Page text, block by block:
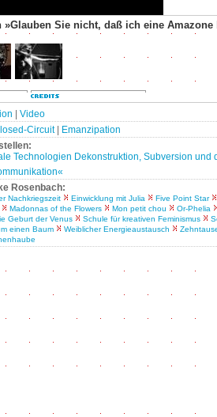
»Glauben Sie nicht, daß ich eine Amazone
Video
Circuit|
Emanzipation
Technologien Dekonstruktion, Subversion und
Rosenbach:
Nachkriegszeit Einwicklung mit Julia
Five Point Star
Madonnas of the Flowers Mon petit chou
Or-Phelia
Geburt der Venus
Schule für kreativen Feminismus
einen Baum Weiblicher Energieaustausch